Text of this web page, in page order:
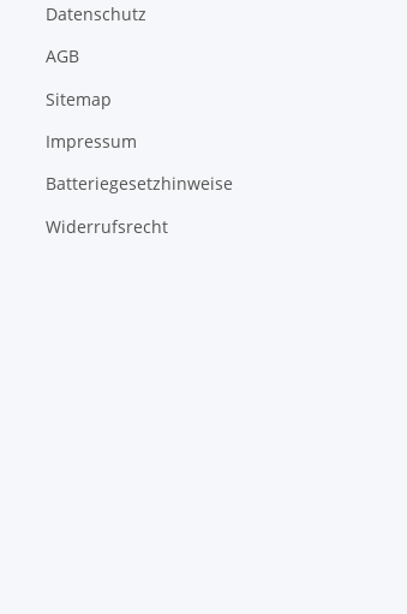
Datenschutz
AGB
Sitemap
Impressum
Batteriegesetzhinweise
Widerrufsrecht